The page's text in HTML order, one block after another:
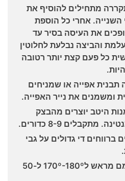
מתחילים להוסיף את
אחרי כל הוספת
את העיסה בסיר עד
והביצה נבלעת לחלוטין
כל פעם קצת יותר רטובה
תבנית אפייה או שמניחים
ומשמנים את נייר האפייה.
היטב יוצרים מהבצק
מתקבלים 8-9 כדורים.
ברווחים די גדולים על גבי
אופים בתנור שחומם מראש ל170º-180º ל-50